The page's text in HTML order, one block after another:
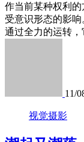
作当前某种权利
受意识形态的影
通过全力的运转
11/
视觉摄影